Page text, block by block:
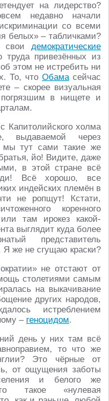
на лидерство?
недавно начали
со всеми
белых» – табличками?
свои демократические
труда привезённых из
этом не истребить ни
То, что Обамасейчас
– скорее визуальная
в нищете и
Капитолийского холма
выдаваемой через
мы тут сами такие же
йо! Видите, даже
в этой стране всё
Всё хорошо, все
индейских племён в
не ропщут! Кстати,
коренного
там ирокез какой-
выглядит куда более
представитель
Я же не сгущаю краски?
не отстают от
столетиями самым
на выкачивание
других народов,
истреблением
– геноцидом.
день у них там всё
то что же
Это чёрные от
от ощущения заботы
и белого же
такое «нулевая